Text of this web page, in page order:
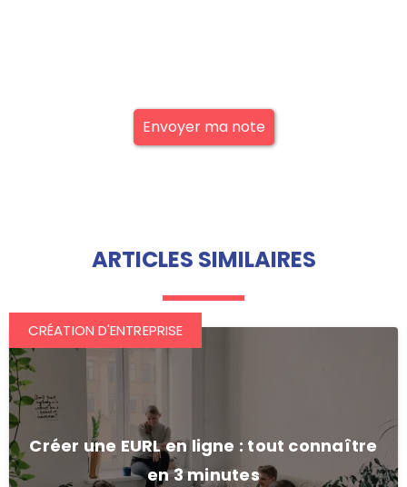
Envoyer ma note
ARTICLES SIMILAIRES
Créer une EURL en ligne : tout connaître
en 3 minutes
CRÉATION D'ENTREPRISE